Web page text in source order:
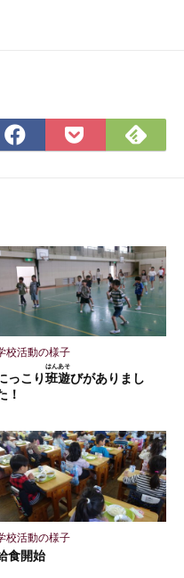
Facebook
Pocket
Feedly
校活動の様子
っこり班遊
はんあそ
びがありまし
！
校活動の様子
食開始